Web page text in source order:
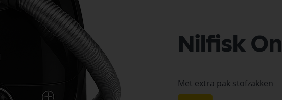
Nilfisk
Met extra pak stofzakken